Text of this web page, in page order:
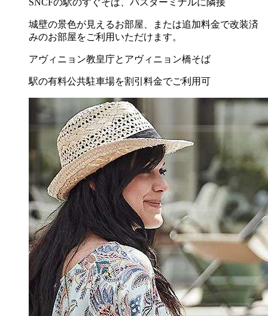
城壁の景色が見えるお部屋、または追加料金で改装済
みのお部屋をご利用いただけます。
アヴィニョン教皇庁とアヴィニョン橋そば
駅の有料公共駐車場を割引料金でご利用可